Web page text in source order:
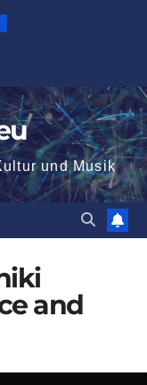
und Musik
and